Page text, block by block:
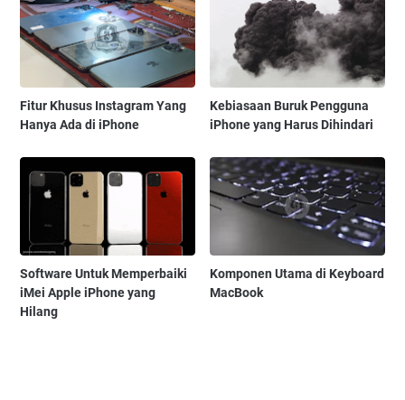
Fitur Khusus Instagram Yang
Hanya Ada di iPhone
Kebiasaan Buruk Pengguna
iPhone yang Harus Dihindari
Software Untuk Memperbaiki
iMei Apple iPhone yang
Hilang
Komponen Utama di Keyboard
MacBook